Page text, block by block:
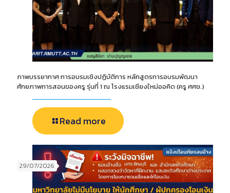
ภาพบรรยากาศ การอบรมเชิงปฏิบัติการ หลักสูตรการอบรมพัฒนา
ศักยภาพการสอนของครู รุ่นที่ 1 ณ โรงแรมเชียงใหม่ออคิด (ครู ศศช.)
Read more
29/07/2026